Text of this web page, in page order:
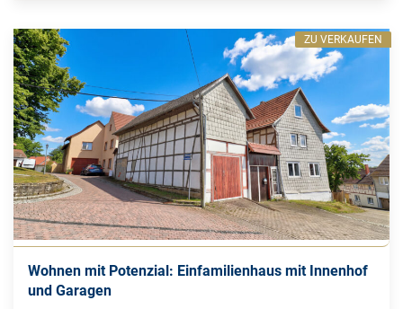
Wohnen mit Potenzial: Einfamilienhaus mit Innenhof
und Garagen
ZU VERKAUFEN